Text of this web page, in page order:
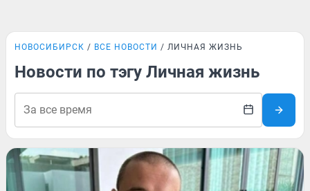
НОВОСИБИРСК ВСЕ НОВОСТИ ЛИЧНАЯ ЖИЗНЬ
Новости по тэгу Личная жизнь